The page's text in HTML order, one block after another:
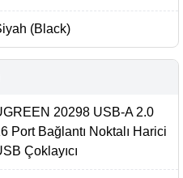
(Black)
20298 USB-A 2.0
Port Bağlantı Noktalı Harici
Çoklayıcı